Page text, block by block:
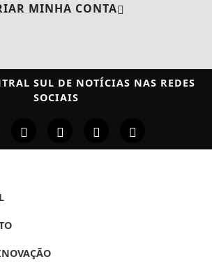
MINHA CONTA
SUL DE NOTÍCIAS NAS REDES
SOCIAIS